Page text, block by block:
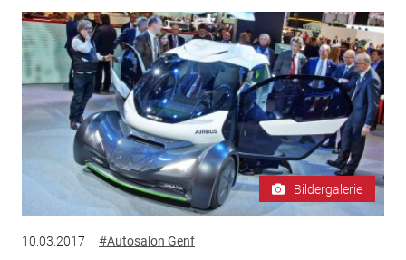
Bildergalerie
10.03.2017 #Autosalon Genf